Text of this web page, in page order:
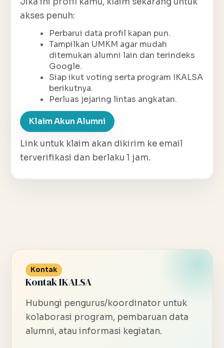
akses penuh:
Perbarui data profil kapan pun.
Tampilkan UMKM agar mudah
ditemukan alumni lain dan terindeks
Google.
Siap ikut voting serta program IKALSA
berikutnya.
Perluas jejaring lintas angkatan.
Klaim Akun Alumni
Link untuk klaim akan dikirim ke email
terverifikasi dan berlaku 1 jam.
Kontak
Kontak IKALSA
Hubungi pengurus/koordinator untuk
kolaborasi program, pembaruan data
alumni, atau informasi kegiatan.